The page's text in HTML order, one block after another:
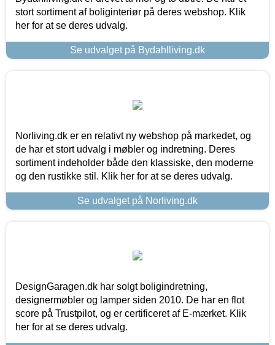
stort sortiment af boliginteriør på deres webshop. Klik
her for at se deres udvalg.
Se udvalget på Bydahlliving.dk
Norliving.dk er en relativt ny webshop på markedet, og
de har et stort udvalg i møbler og indretning. Deres
sortiment indeholder både den klassiske, den moderne
og den rustikke stil. Klik her for at se deres udvalg.
Se udvalget på Norliving.dk
DesignGaragen.dk har solgt boligindretning,
designermøbler og lamper siden 2010. De har en flot
score på Trustpilot, og er certificeret af E-mærket. Klik
her for at se deres udvalg.